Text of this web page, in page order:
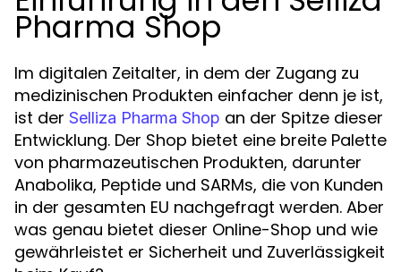
Pharma Shop
Im digitalen Zeitalter, in dem der Zugang zu
medizinischen Produkten einfacher denn je ist,
ist der Selliza Pharma Shop an der Spitze dieser
Entwicklung. Der Shop bietet eine breite Palette
von pharmazeutischen Produkten, darunter
Anabolika, Peptide und SARMs, die von Kunden
in der gesamten EU nachgefragt werden. Aber
was genau bietet dieser Online-Shop und wie
gewährleistet er Sicherheit und Zuverlässigkeit